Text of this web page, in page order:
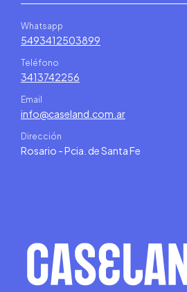
Whatsapp
5493412503899
Teléfono
3413742256
Email
info@caseland.com.ar
Dirección
Rosario - Pcia. de Santa Fe